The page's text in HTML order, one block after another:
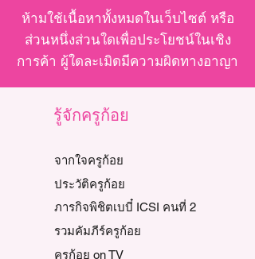
ห้ามใช้เนื้อหาทั้งหมดในเว็บไซต์ หรือ
ส่วนหนึ่งส่วนใดเพื่อประโยชน์ในเชิง
การค้า ผู้ใดละเมิดมีความผิดทางอาญา
รู้จักครูก้อย
จากใจครูก้อย
ประวัติครูก้อย
ภารกิจพิชิตเบบี๋ ICSI คนที่ 2
รวมคัมภีร์ครูก้อย
ครูก้อย on TV